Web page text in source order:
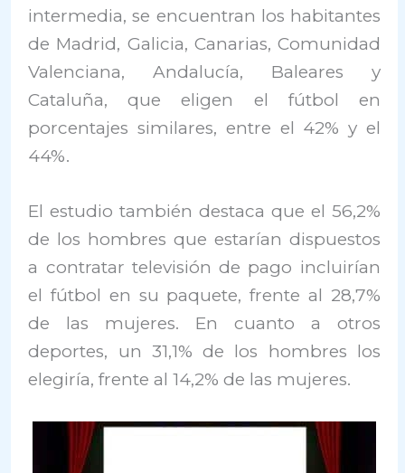
intermedia, se encuentran los habitantes
de Madrid, Galicia, Canarias, Comunidad
Valenciana, Andalucía, Baleares y
Cataluña, que eligen el fútbol en
porcentajes similares, entre el 42% y el
44%.
El estudio también destaca que el 56,2%
de los hombres que estarían dispuestos
a contratar televisión de pago incluirían
el fútbol en su paquete, frente al 28,7%
de las mujeres. En cuanto a otros
deportes, un 31,1% de los hombres los
elegiría, frente al 14,2% de las mujeres.